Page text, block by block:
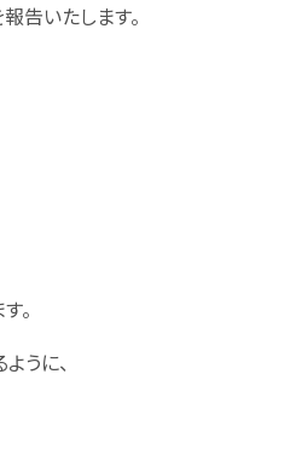
告いたします。
。
うに、